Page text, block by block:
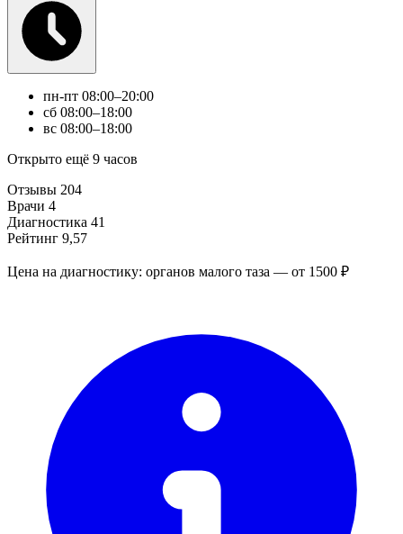
пн-пт 08:00–20:00
сб 08:00–18:00
вс 08:00–18:00
Открыто ещё 9 часов
Отзывы 204
Врачи 4
Диагностика 41
Рейтинг 9,57
Цена на диагностику: органов малого таза — от 1500 ₽